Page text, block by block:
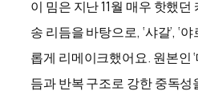
이 밈은 지난 11월 매우 핫했던
송 리듬을 바탕으로, ‘샤갈’, ‘야
롭게 리메이크했어요. 원본인
듬과 반복 구조로 강한 중독